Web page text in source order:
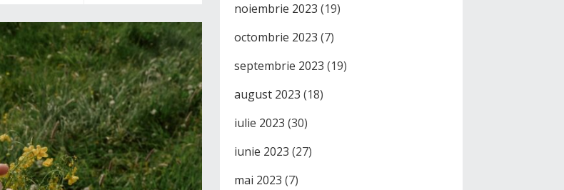
noiembrie 2023 (19)
octombrie 2023 (7)
septembrie 2023 (19)
august 2023 (18)
iulie 2023 (30)
iunie 2023 (27)
mai 2023 (7)